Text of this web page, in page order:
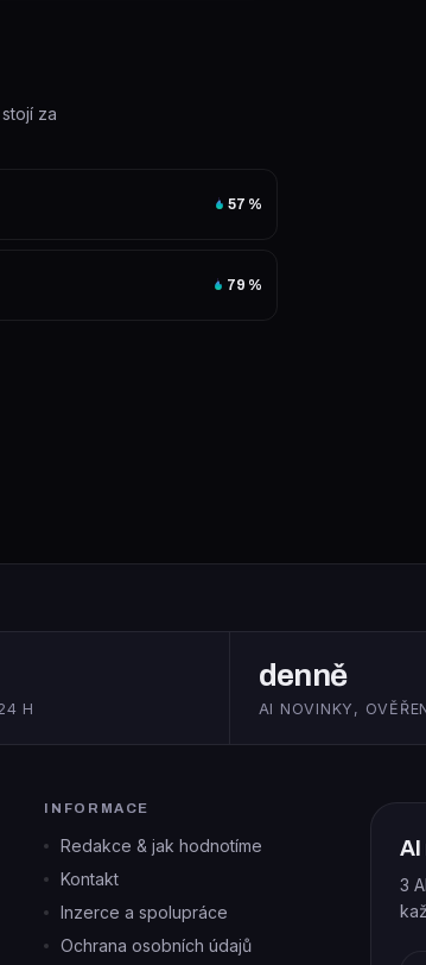
za
57 %
79 %
H
denně
AI NOVINKY,
INFORMACE
Redakce & jak hodnotíme
Kontakt
Inzerce a spolupráce
Ochrana osobních údajů
AI
3